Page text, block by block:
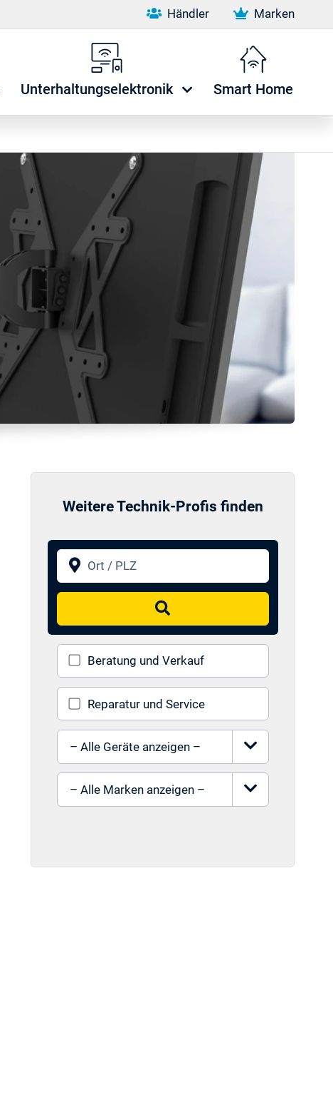
Händler Marken
Unterhaltungselektronik Smart Home
Weitere Technik-Profis finden
Ort / PLZ
Suchen
Beratung und Verkauf
Reparatur und Service
Gerät auswählen
Marke auswählen